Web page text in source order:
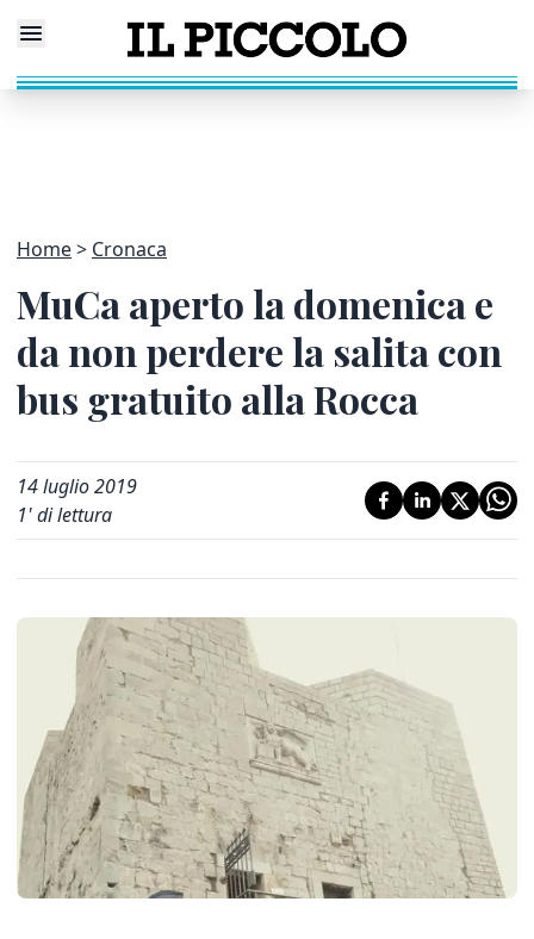
Home Cronaca
MuCa aperto la domenica e
da non perdere la salita con
bus gratuito alla Rocca
14 luglio 2019
1' di lettura